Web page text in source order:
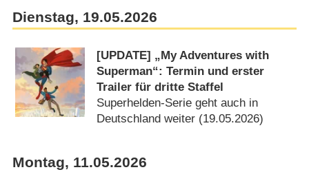
Dienstag, 19.05.2026
[UPDATE] „My Adventures with
Superman“: Termin und erster
Trailer für dritte Staffel
Superhelden-Serie geht auch in
Deutschland weiter (19.05.2026)
Montag, 11.05.2026